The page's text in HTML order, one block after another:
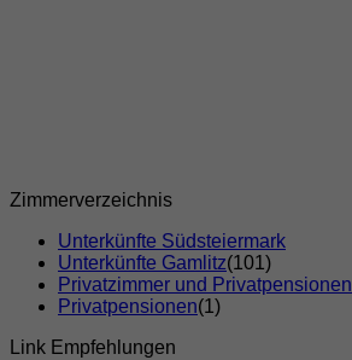
Zimmerverzeichnis
Unterkünfte Südsteiermark
Unterkünfte Gamlitz(101)
Privatzimmer und Privatpensionen
Privatpensionen(1)
Link Empfehlungen